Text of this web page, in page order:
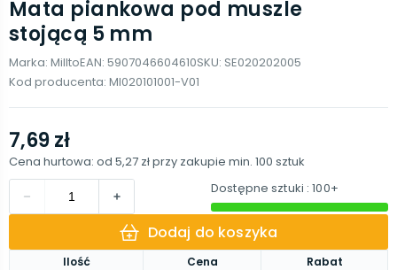
Mata piankowa pod muszle
stojącą 5 mm
Marka: MilltoEAN: 5907046604610SKU: SE020202005
Kod producenta: MI020101001-V01
Ilość Cena
Rabat
7,69 zł
Cena hurtowa: od 5,27 złprzy zakupie min. 100 sztuk
Dostępne sztuki : 100+
Dodaj do koszyka